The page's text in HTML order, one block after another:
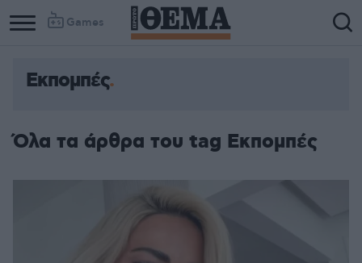
Games
Εκπομπές
Όλα τα άρθρα του tag Εκπομπές